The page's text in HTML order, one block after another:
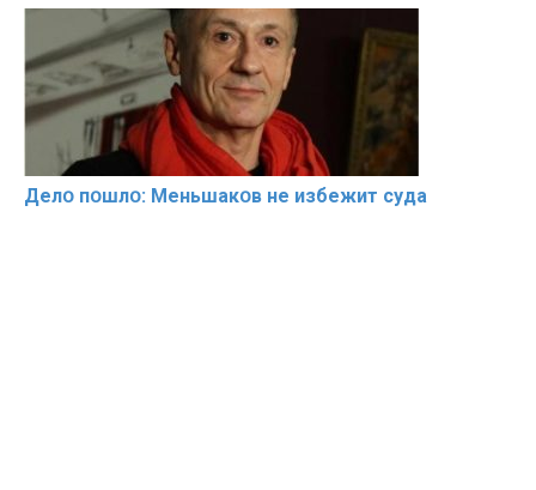
Делօ пօшлօ: Меньшакօв не избeжит cyдa